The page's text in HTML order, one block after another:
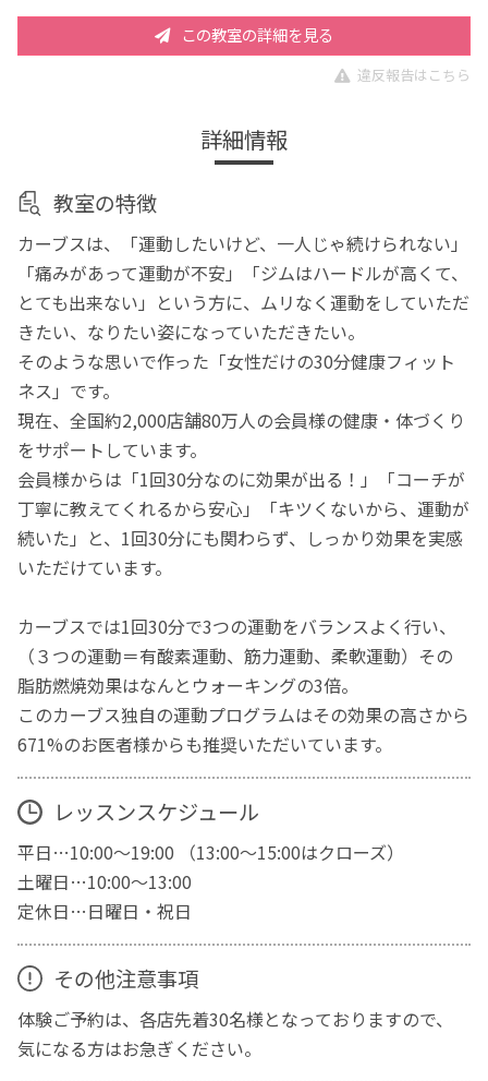
この教室の詳細を見る
違反報告はこちら
詳細情報
教室の特徴
カーブスは、「運動したいけど、一人じゃ続けられない」
「痛みがあって運動が不安」「ジムはハードルが高くて、
とても出来ない」という方に、ムリなく運動をしていただ
きたい、なりたい姿になっていただきたい。
そのような思いで作った「女性だけの30分健康フィット
ネス」です。
現在、全国約2,000店舗80万人の会員様の健康・体づくり
をサポートしています。
会員様からは「1回30分なのに効果が出る！」「コーチが
丁寧に教えてくれるから安心」「キツくないから、運動が
続いた」と、1回30分にも関わらず、しっかり効果を実感
いただけています。
カーブスでは1回30分で3つの運動をバランスよく行い、
（３つの運動＝有酸素運動、筋力運動、柔軟運動）その
脂肪燃焼効果はなんとウォーキングの3倍。
このカーブス独自の運動プログラムはその効果の高さから
671%のお医者様からも推奨いただいています。
レッスンスケジュール
平日…10:00～19:00 （13:00～15:00はクローズ）
土曜日…10:00～13:00
定休日…日曜日・祝日
その他注意事項
体験ご予約は、各店先着30名様となっておりますので、
気になる方はお急ぎください。